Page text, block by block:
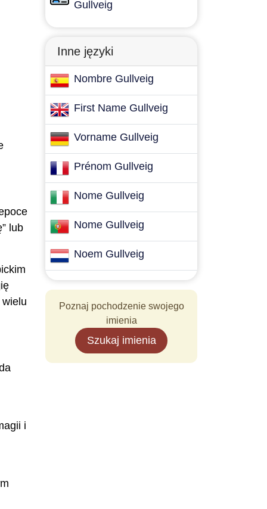
lub
i
Gullveig
Inne języki
Nombre Gullveig
First Name Gullveig
Vorname Gullveig
Prénom Gullveig
Nome Gullveig
Nome Gullveig
Noem Gullveig
Poznaj pochodzenie swojego
imienia
Szukaj imienia